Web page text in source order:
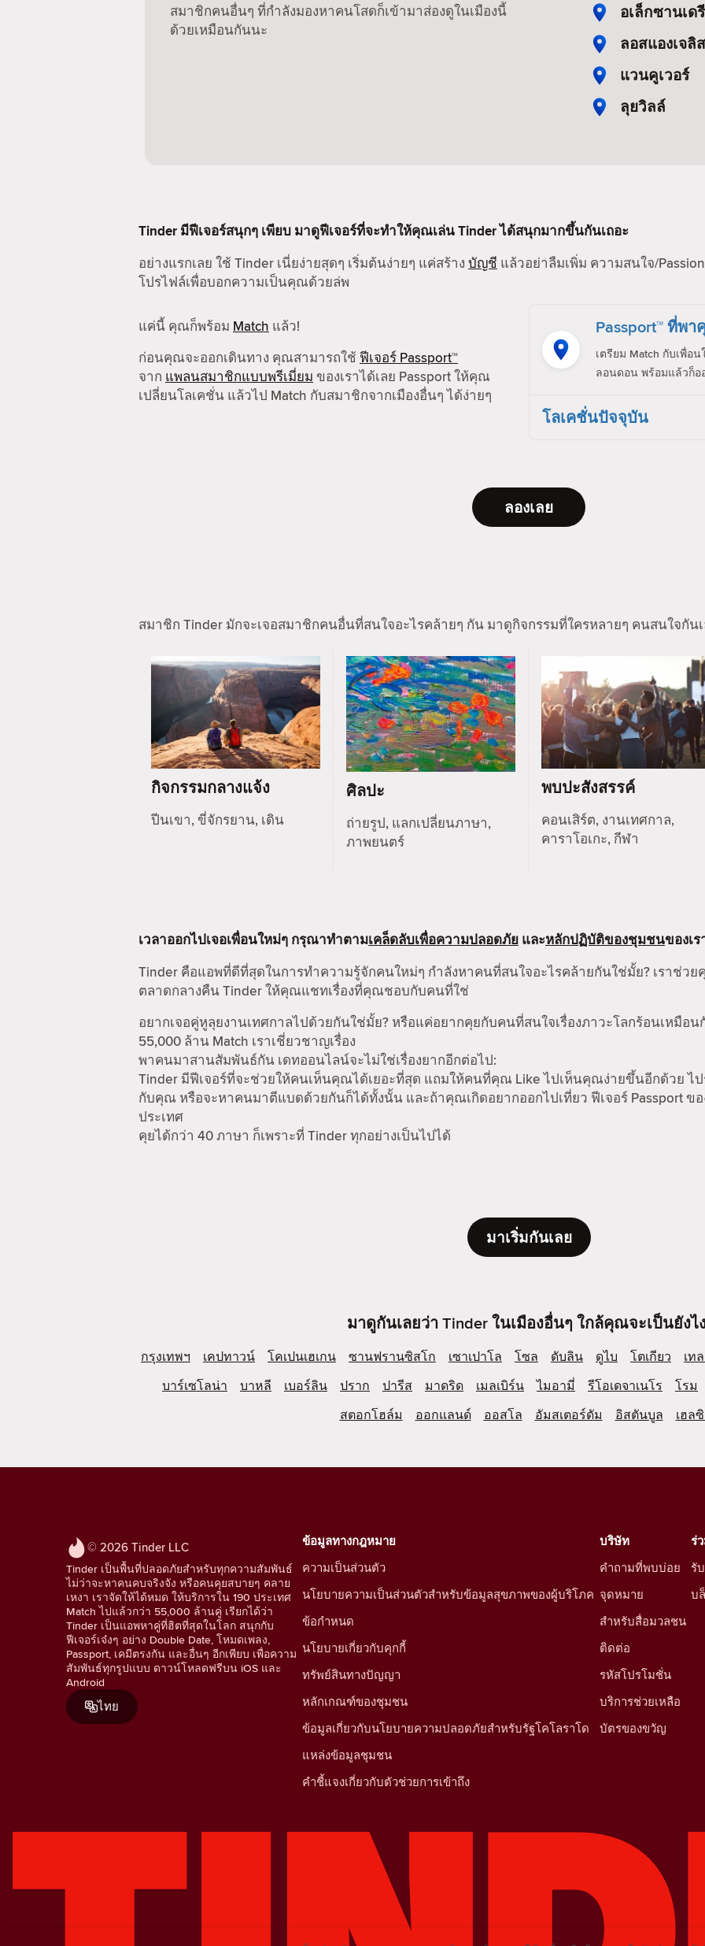
สมาชิกคนอื่นๆ ที่กำลังมองหาคนโสดก็เข้ามาส่องดูในเมืองนี้
ด้วยเหมือนกันนะ
อเล็กซานเด
ลอสแองเจลิส
แวนคูเวอร์
ลุยวิลล์
Tinder มีฟีเจอร์สนุกๆ เพียบ มาดูฟีเจอร์ที่จะทำให้คุณเล่น Tinder ได้สนุกมากขึ้นกันเถอะ
อย่างแรกเลย ใช้ Tinder เนี่ยง่ายสุดๆ เริ่มต้นง่ายๆ แค่สร้าง บัญชี แล้วอย่าลืมเพิ่ม ความสนใจ/
โปรไฟล์เพื่อบอกความเป็นคุณด้วยล่พ
แค่นี้ คุณก็พร้อม Match แล้ว!
ก่อนคุณจะออกเดินทาง คุณสามารถใช้ ฟีเจอร์ Passport™
จาก แพลนสมาชิกแบบพรีเมี่ยม ของเราได้เลย Passport ให้คุณ
เปลี่ยนโลเคชั่น แล้วไป Match กับสมาชิกจากเมืองอื่นๆ ได้ง่ายๆ
Passport™ ที่พ
เตรียม Match กับเพื่อ
ลอนดอน พร้อมแล้วก็อ
โลเคชั่นปัจจุบัน
ลองเลย
สมาชิก Tinder มักจะเจอสมาชิกคนอื่นที่สนใจอะไรคล้ายๆ กัน มาดูกิจกรรมที่ใครหลายๆ คนสนใจกัน
กิจกรรมกลางแจ้ง
ปีนเขา, ขี่จักรยาน, เดิน
ศิลปะ
ถ่ายรูป, แลกเปลี่ยนภาษา,
ภาพยนตร์
พบปะสังสรรค์
คอนเสิร์ต, งานเทศกาล,
คาราโอเกะ, กีฬา
เวลาออกไปเจอเพื่อนใหม่ๆ กรุณาทำตามเคล็ดลับเพื่อความปลอดภัย และหลักปฏิบัติของชุมชนของเร
Tinder คือแอพที่ดีที่สุดในการทำความรู้จักคนใหม่ๆ กำลังหาคนที่สนใจอะไรคล้ายกันใช่มั้ย? เราช่ว
ตลาดกลางคืน Tinder ให้คุณแชทเรื่องที่คุณชอบกับคนที่ใช่
อยากเจอคู่หูลุยงานเทศกาลไปด้วยกันใช่มั้ย? หรือแค่อยากคุยกับคนที่สนใจเรื่องภาวะโลกร้อนเหมือ
55,000 ล้าน Match เราเชี่ยวชาญเรื่อง
พาคนมาสานสัมพันธ์กัน เดทออนไลน์จะไม่ใช่เรื่องยากอีกต่อไป:
Tinder มีฟีเจอร์ที่จะช่วยให้คนเห็นคุณได้เยอะที่สุด แถมให้คนที่คุณ Like ไปเห็นคุณง่ายขึ้นอีกด้วย ไ
กับคุณ หรือจะหาคนมาตีแบดด้วยกันก็ได้ทั้งนั้น และถ้าคุณเกิดอยากออกไปเที่ยว ฟีเจอร์ Passport ขอ
ประเทศ
คุยได้กว่า 40 ภาษา ก็เพราะที่ Tinder ทุกอย่างเป็นไปได้
มาเริ่มกันเลย
มาดูกันเลยว่า Tinder ในเมืองอื่นๆ ใกล้คุณจะเป็นยังไ
กรุงเทพฯ เคปทาวน์ โคเปนเฮเกน ซานฟรานซิสโก เซาเปาโล โซล ดับลิน ดูไบ โตเกียว เท
บาร์เซโลน่า
บาหลี เบอร์ลิน ปราก ปารีส มาดริด เมลเบิร์น ไมอามี่ รีโอเดจาเนโร โรม
สตอกโฮล์ม
ออกแลนด์ ออสโล อัมสเตอร์ดัม อิสตันบูล เฮล
© 2026 Tinder LLC
Tinder เป็นพื้นที่ปลอดภัยสำหรับทุกความสัมพันธ์
ไม่ว่าจะหาคนคบจริงจัง หรือคนคุยสบายๆ คลาย
เหงา เราจัดให้ได้หมด ให้บริการใน 190 ประเทศ
Match ไปแล้วกว่า 55,000 ล้านคู่ เรียกได้ว่า
Tinder เป็นแอพหาคู่ที่ฮิตที่สุดในโลก สนุกกับ
ฟีเจอร์เจ๋งๆ อย่าง Double Date, โหมดเพลง,
Passport, เคมีตรงกัน และอื่นๆ อีกเพียบ เพื่อความ
สัมพันธ์ทุกรูปแบบ ดาวน์โหลดฟรีบน iOS และ
Android
ไทย
ข้อมูลทางกฎหมาย
ความเป็นส่วนตัว
นโยบายความเป็นส่วนตัวสำหรับข้อมูลสุขภาพของผู้บริโภค
ข้อกำหนด
นโยบายเกี่ยวกับคุกกี้
ทรัพย์สินทางปัญญา
หลักเกณฑ์ของชุมชน
ข้อมูลเกี่ยวกับนโยบายความปลอดภัยสำหรับรัฐโคโลราโด
แหล่งข้อมูลชุมชน
คำชี้แจงเกี่ยวกับตัวช่วยการเข้าถึง
ร่
รั
บ
บริษัท
คำถามที่พบบ่อย
จุดหมาย
สำหรับสื่อมวลชน
ติดต่อ
รหัสโปรโมชั่น
บริการช่วยเหลือ
บัตรของขวัญ